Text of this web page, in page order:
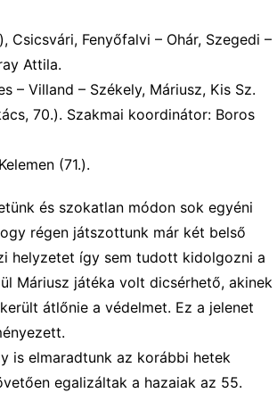
Csicsvári, Fenyőfalvi – Ohár, Szegedi –
Attila.
– Villand – Székely, Máriusz, Kis Sz.
70.). Szakmai koordinátor: Boros
Kelemen (71.).
és szokatlan módon sok egyéni
régen játszottunk már két belső
helyzetet így sem tudott kidolgozni a
Máriusz játéka volt dicsérhető, akinek
átlőnie a védelmet. Ez a jelenet
is elmaradtunk az korábbi hetek
egalizáltak a hazaiak az 55.